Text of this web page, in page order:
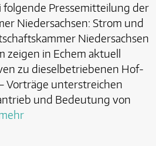
folgende Pressemitteilung der
Niedersachsen: Strom und
Niedersachsen
in Echem aktuell
zu dieselbetriebenen Hof-
Vorträge unterstreichen
und Bedeutung von